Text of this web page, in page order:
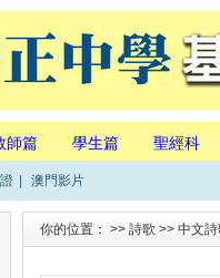
師篇 學生篇 聖經科
澳門影片
你的位置： >> 詩歌 >> 中文